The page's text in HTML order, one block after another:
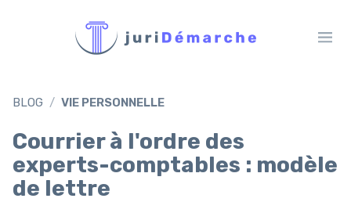
BLOG VIE PERSONNELLE
Courrier à l'ordre des
experts-comptables : modèle
de lettre